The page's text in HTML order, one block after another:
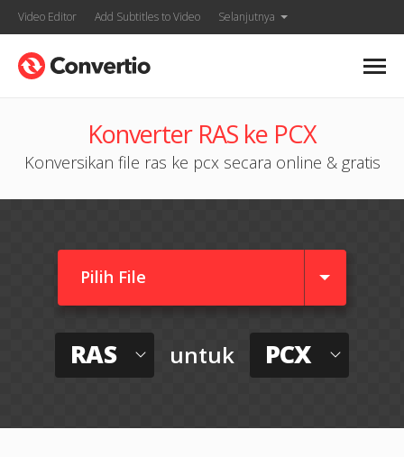
Video Editor Add Subtitles to Video Selanjutnya
Konverter RAS ke PCX
Konversikan file ras ke pcx secara online & gratis
Pilih File
RAS untuk PCX